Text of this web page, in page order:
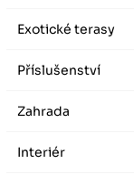
Exotické terasy
Příslušenství
Zahrada
Interiér